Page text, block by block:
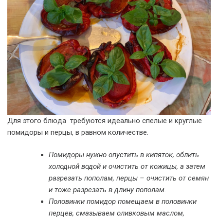
Для этого блюда требуются идеально спелые и круглые
помидоры и перцы, в равном количестве.
Помидоры нужно опустить в кипяток, облить
холодной водой и очистить от кожицы, а затем
разрезать пополам, перцы – очистить от семян
и тоже разрезать в длину пополам.
Половинки помидор помещаем в половинки
перцев, смазываем оливковым маслом,